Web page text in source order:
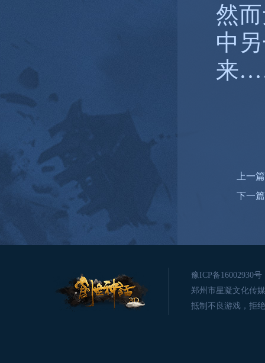
然
中
来
上一
下一
豫ICP备16002930号
郑州市星凝文化传
抵制不良游戏，拒